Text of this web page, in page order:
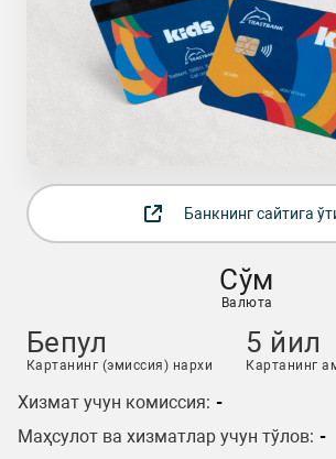
Банкнинг сайтига
Сўм
Валюта
Бепул
Картанинг (эмиссия) нархи
5 йил
Картанинг
Хизмат учун комиссия: -
Маҳсулот ва хизматлар учун тўлов: -